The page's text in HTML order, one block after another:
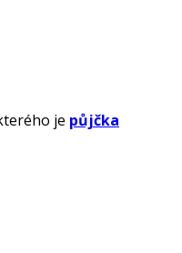
je půjčka